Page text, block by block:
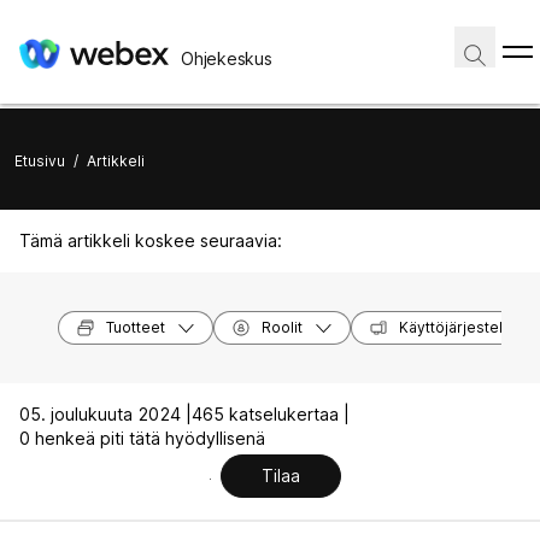
Ohjekeskus
Etusivu / Artikkeli
Tämä artikkeli koskee seuraavia:
Tuotteet Roolit Käyttöjärjestelmät
05. joulukuuta 2024 | 465 katselukertaa |
0 henkeä piti tätä hyödyllisenä
Tilaa